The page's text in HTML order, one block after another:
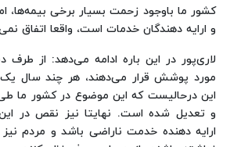
کشور ما باوجود زحمت بسیار برخی بیمه‌ها،
و ارایه دهندگان خدمات است، واقعا اتفاق
لاری‌پور در این باره ادامه می‌دهد: از
مورد پوشش قرار می‌دهند، هر چند سال یک
این درحالیست که این موضوع در کشور ما
و تعدیل شده است. نهایتا نیز نقص در
ارایه دهنده خدمت ناراضی باشد و مردم